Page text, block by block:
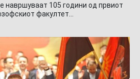
навршуваат 105 години од првиот
факултет…